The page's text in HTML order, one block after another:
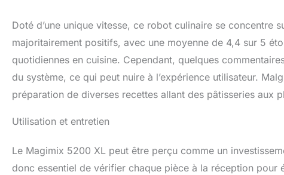
Doté d’une unique vitesse, ce robot culinaire se concentre
majoritairement positifs, avec une moyenne de 4,4 sur 5
quotidiennes en cuisine. Cependant, quelques
du système, ce qui peut nuire à l’expérience utilisateur.
préparation de diverses recettes allant des pâtisseries aux
Utilisation et entretien
Le Magimix 5200 XL peut être perçu comme un
donc essentiel de vérifier chaque pièce à la réception pour